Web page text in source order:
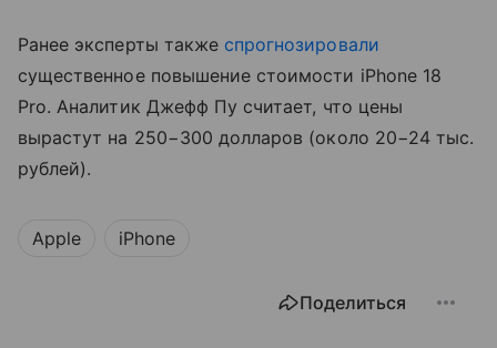
Ранее эксперты также спрогнозировали
существенное повышение стоимости iPhone 18
Pro. Аналитик Джефф Пу считает, что цены
вырастут на 250−300 долларов (около 20−24 тыс.
рублей).
Apple iPhone
Поделиться